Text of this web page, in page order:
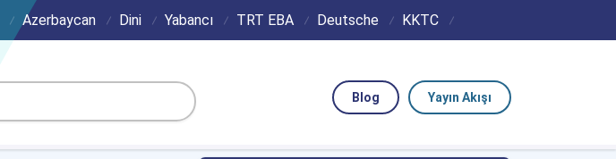
Azerbaycan Dini Yabancı TRT EBA Deutsche KKTC
Yayın Akışı
Blog